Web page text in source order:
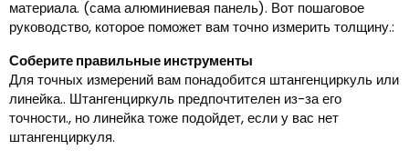
материала. (сама алюминиевая панель). Вот пошаговое
руководство, которое поможет вам точно измерить толщину.:
Соберите правильные инструменты
Для точных измерений вам понадобится штангенциркуль или
линейка.. Штангенциркуль предпочтителен из-за его
точности., но линейка тоже подойдет, если у вас нет
штангенциркуля.